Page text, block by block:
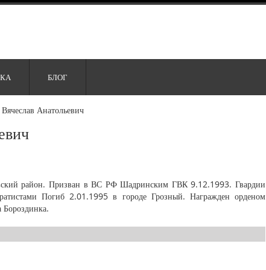
БЛОГ
Анатольевич
район. Призван в ВС РФ Шадринским ГВК 9.12.1993. Гвардии
Погиб 2.01.1995 в городе Грозный. Награжден орденом